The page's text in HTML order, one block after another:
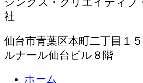
社
仙台市青葉区本町二丁目１
ルナール仙台ビル８階
ホーム